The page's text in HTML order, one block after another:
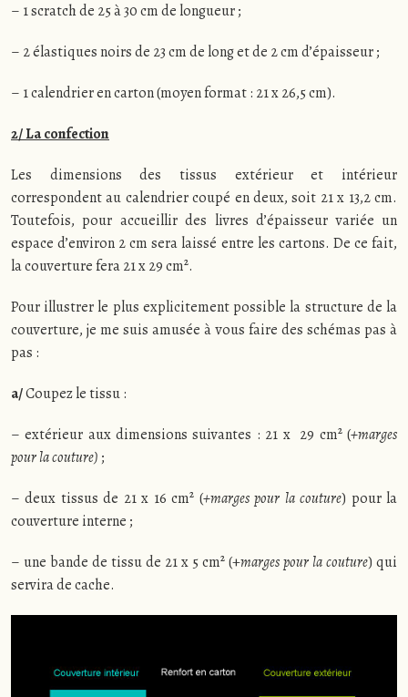
– 1 scratch de 25 à 30 cm de longueur ;
– 2 élastiques noirs de 23 cm de long et de 2 cm d’épaisseur ;
– 1 calendrier en carton (moyen format : 21 x 26,5 cm).
2/ La confection
Les dimensions des tissus extérieur et intérieur
correspondent au calendrier coupé en deux, soit 21 x 13,2 cm.
Toutefois, pour accueillir des livres d’épaisseur variée un
espace d’environ 2 cm sera laissé entre les cartons. De ce fait,
la couverture fera 21 x 29 cm².
Pour illustrer le plus explicitement possible la structure de la
couverture, je me suis amusée à vous faire des schémas pas à
pas :
a/Coupez le tissu :
– extérieur aux dimensions suivantes : 21 x 29 cm² (+marges
pour la couture) ;
– deux tissus de 21 x 16 cm² (+marges pour la couture) pour la
couverture interne ;
– une bande de tissu de 21 x 5 cm² (+marges pour la couture) qui
servira de cache.